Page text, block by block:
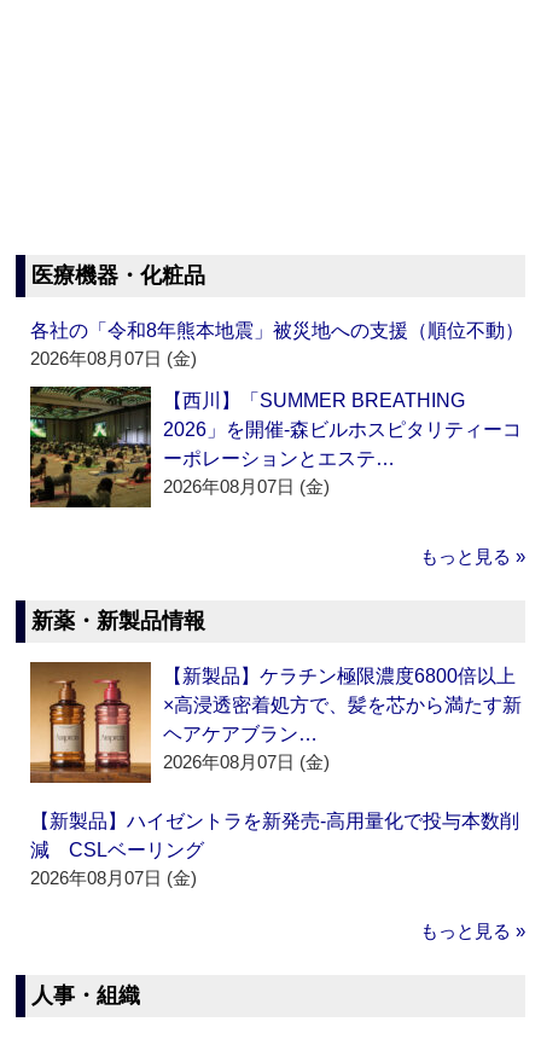
医療機器・化粧品
各社の「令和8年熊本地震」被災地への支援（順位不動）
2026年08月07日 (金)
【西川】「SUMMER BREATHING
2026」を開催‐森ビルホスピタリティーコ
ーポレーションとエステ…
2026年08月07日 (金)
もっと見る »
新薬・新製品情報
【新製品】ケラチン極限濃度6800倍以上
×高浸透密着処方で、髪を芯から満たす新
ヘアケアブラン…
2026年08月07日 (金)
【新製品】ハイゼントラを新発売‐高用量化で投与本数削
減 CSLベーリング
2026年08月07日 (金)
もっと見る »
人事・組織